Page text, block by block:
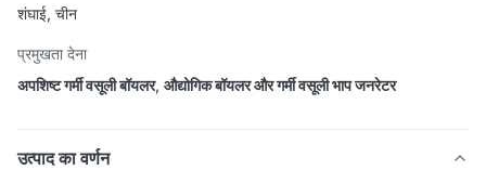
शंघाई, चीन
प्रमुखता देना
अपशिष्ट गर्मी वसूली बॉयलर, औद्योगिक बॉयलर और गर्मी वसूली भाप जनरेटर
उत्पाद का वर्णन